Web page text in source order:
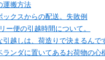
運搬方法
ックスからの配送。失敗例
ー便の引越時間について。
引越しは、荷造りで決まるんで
ランダに置いてあるお荷物の心